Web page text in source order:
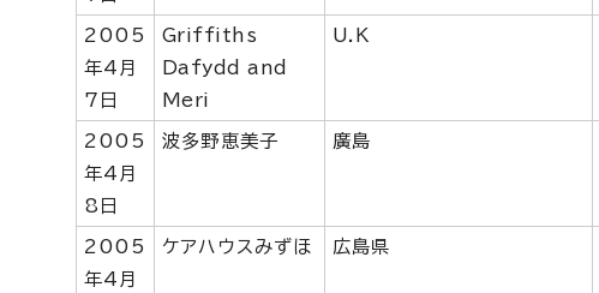
2005
年4月
7日
Griffiths
Dafyddand
Meri
U.K
2005
年4月
8日
波多野恵美子 廣島
2005
年4月
ケアハウスみずほ 広島県